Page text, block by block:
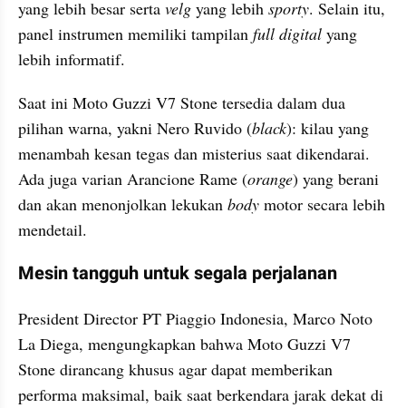
yang lebih besar serta velg yang lebih sporty. Selain itu,
panel instrumen memiliki tampilan full digital yang
lebih informatif.
Saat ini Moto Guzzi V7 Stone tersedia dalam dua
pilihan warna, yakni Nero Ruvido (black): kilau yang
menambah kesan tegas dan misterius saat dikendarai.
Ada juga varian Arancione Rame (orange) yang berani
dan akan menonjolkan lekukan body motor secara lebih
mendetail.
Mesin tangguh untuk segala perjalanan
President Director PT Piaggio Indonesia, Marco Noto
La Diega, mengungkapkan bahwa Moto Guzzi V7
Stone dirancang khusus agar dapat memberikan
performa maksimal, baik saat berkendara jarak dekat di